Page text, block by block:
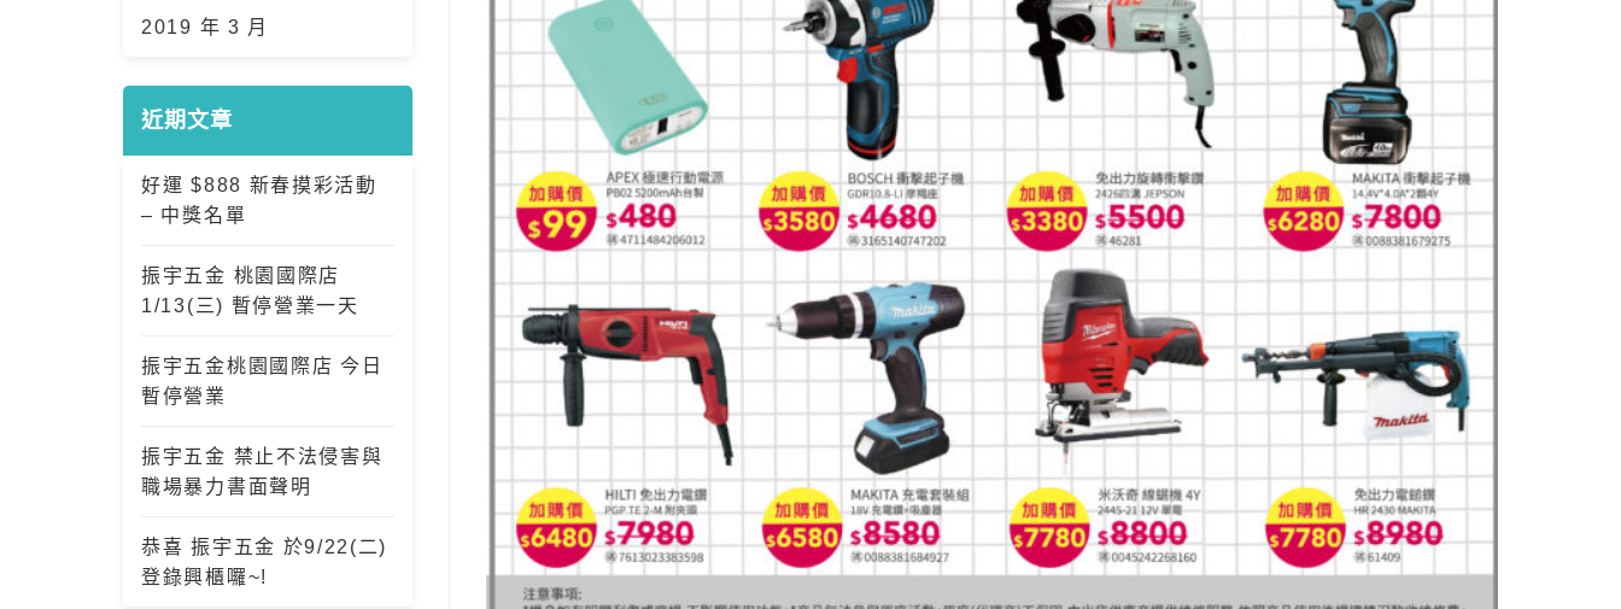
2019 年 3 月
近期文章
好運 $888 新春摸彩活動
– 中獎名單
振宇五金 桃園國際店
1/13(三) 暫停營業一天
振宇五金桃園國際店 今日
暫停營業
振宇五金 禁止不法侵害與
職場暴力書面聲明
恭喜 振宇五金 於9/22(二)
登錄興櫃囉~!